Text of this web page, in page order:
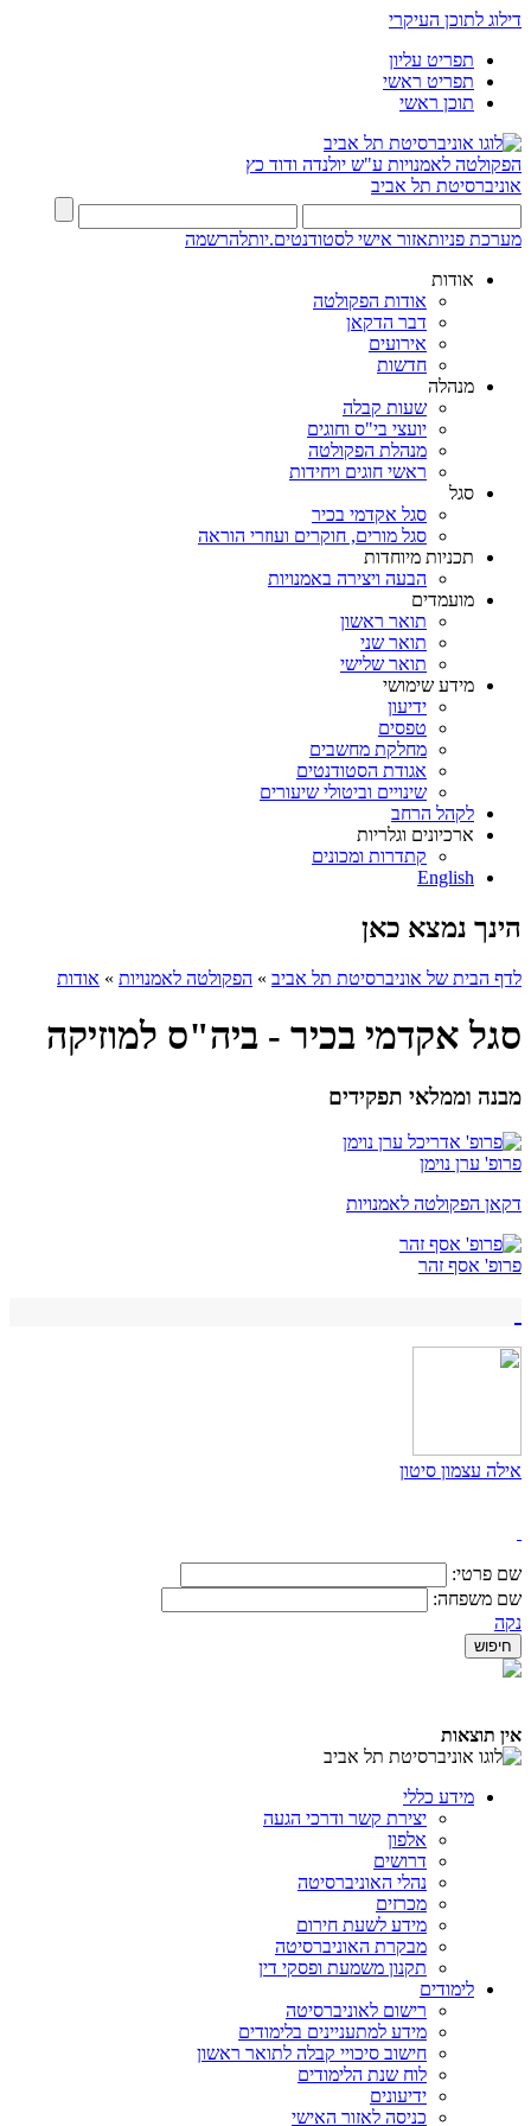
דילוג לתוכן העיקרי
תפריט עליון
תפריט ראשי
תוכן ראשי
הפקולטה לאמנויות ע"ש יולנדה ודוד כץ
אוניברסיטת תל אביב
מערכת פניותאזור אישי לסטודנטים.יותלהרשמה
אודות
אודות הפקולטה
דבר הדקאן
אירועים
חדשות
מנהלה
שעות קבלה
יועצי בי"ס וחוגים
מנהלת הפקולטה
ראשי חוגים ויחידות
סגל
סגל אקדמי בכיר
סגל מורים, חוקרים ועוזרי הוראה
תכניות מיוחדות
הבעה ויצירה באמנויות
מועמדים
תואר ראשון
תואר שני
תואר שלישי
מידע שימושי
ידיעון
טפסים
מחלקת מחשבים
אגודת הסטודנטים
שינויים וביטולי שיעורים
לקהל הרחב
ארכיונים וגלריות
קתדרות ומכונים
English
הינך נמצא כאן
לדף הבית של אוניברסיטת תל אביב » הפקולטה לאמנויות » אודות
סגל אקדמי בכיר - ביה"ס למוזיקה
מבנה וממלאי תפקידים
פרופ' ערן נוימן
דקאן הפקולטה לאמנויות
פרופ' אסף זהר
אילה עצמון סיטון
שם פרטי:
שם משפחה:
נקה
אין תוצאות
מידע כללי
יצירת קשר ודרכי הגעה
אלפון
דרושים
נהלי האוניברסיטה
מכרזים
מידע לשעת חירום
מבקרת האוניברסיטה
תקנון משמעת ופסקי דין
לימודים
רישום לאוניברסיטה
מידע למתעניינים בלימודים
חישוב סיכויי קבלה לתואר ראשון
לוח שנת הלימודים
ידיעונים
כניסה לאזור האישי